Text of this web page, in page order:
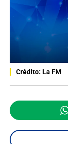
Crédito: La FM